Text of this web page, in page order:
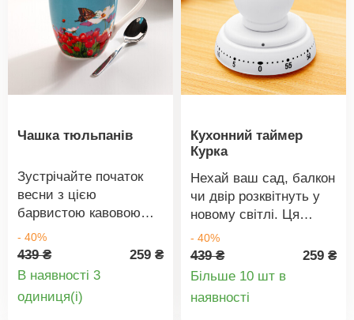
Чашка тюльпанів
Зустрічайте початок
весни з цією
барвистою кавовою
чашкою з тюльпанами
та метеликами.
Почніть свій день з
нею. Кераміка, Ø 8,2
- 40%
439 ₴
259 ₴
В наявності 3
oдиниця(і)
Кухонний таймер
Курка
Нехай ваш сад, балкон
чи двір розквітнуть у
новому світлі. Ця
елегантна сонячна гірка
з 20 кремовими
пелюстками троянд і
світлодіодами додасть
- 40%
439 ₴
259 ₴
Більше 10 шт в
наявності